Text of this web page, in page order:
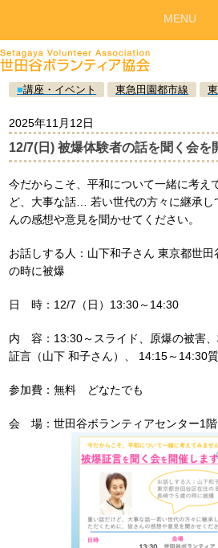
■講座・イベント 東急田園都市線
2025年11月12日
12/7(日) 被爆体験者の話を聞く会を
今だからこそ、平和について一緒に考え
ど、大事な話… 若い世代の方々に継承し
んの感想や意見を聞かせてください。
お話しする人：山下和子さん 東京都世
の時に被爆
日 時：12/7（日）13:30～14:30
内 容：13:30～スライド、原爆の被害
証言（山下 和子さん）、 14:15～14:30
参加費：無料 どなたでも
会 場：世田谷ボランティアセンター1
MENU